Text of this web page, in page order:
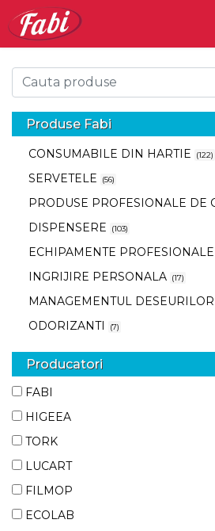
Produse Fabi
CONSUMABILE DIN HARTIE 122
SERVETELE 56
PRODUSE PROFESIONALE DE
DISPENSERE 103
ECHIPAMENTE PROFESIONALE
INGRIJIRE PERSONALA 17
MANAGEMENTUL DESEURILOR
ODORIZANTI 7
Producatori
FABI
HIGEEA
TORK
LUCART
FILMOP
ECOLAB